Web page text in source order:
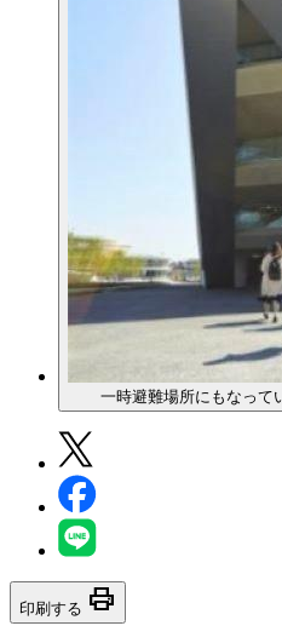
一時避難場所にもなって
印刷する print